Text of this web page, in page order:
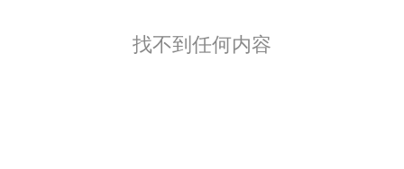
找不到任何内容